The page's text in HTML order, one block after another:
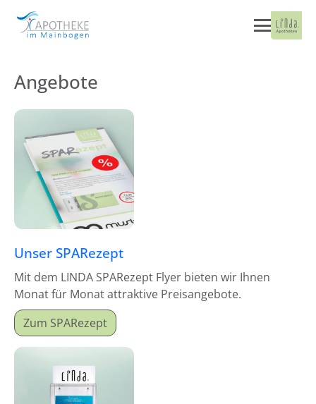
Angebote
Unser SPARezept
Mit dem LINDA SPARezept Flyer bieten wir Ihnen
Monat für Monat attraktive Preisangebote.
Zum SPARezept